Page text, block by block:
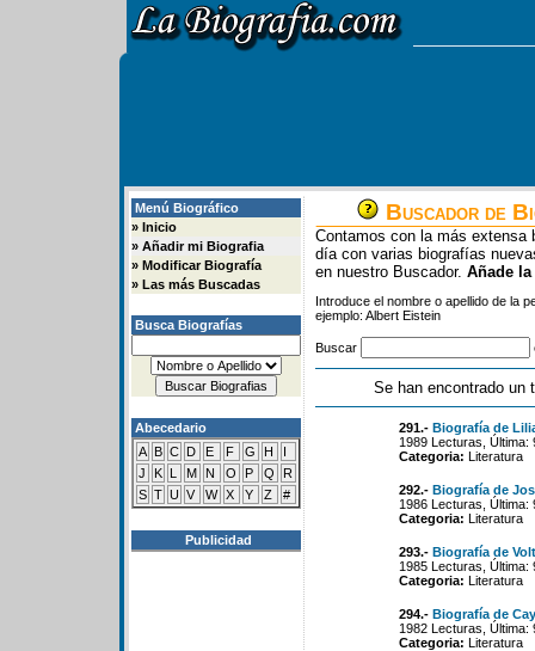
Menú Biográfico
» Inicio
» Añadir mi Biografia
» Modificar Biografía
» Las más Buscadas
Busca Biografías
Abecedario
A B C D E F G H
I
J
K L M N O P Q
R
S T U V W X Y Z #
Publicidad
Buscador de
Contamos con la más extensa
día con varias biografías
en nuestro Buscador. Añade
Introduce el nombre o apellido de la
ejemplo: Albert Eistein
Buscar
Se han encontrado un
291.- Biografía de
1989 Lecturas,
Categoria: Literatura
292.- Biografía de
1986 Lecturas,
Categoria: Literatura
293.- Biografía de
1985 Lecturas,
Categoria: Literatura
294.- Biografía de
1982 Lecturas,
Categoria: Literatura